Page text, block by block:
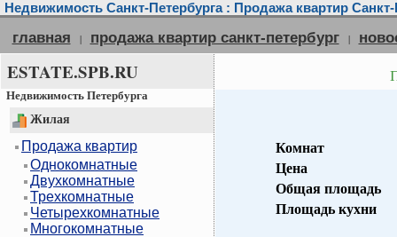
Недвижимость Санкт-Петербурга : Продажа квартир Санкт-
главная | продажа квартир санкт-петербург |
ESTATE.SPB.RU
Недвижимость Петербурга
Жилая
Продажа квартир
Однокомнатные
Двухкомнатные
Трехкомнатные
Четырехкомнатные
Многокомнатные
Комнат
Цена
Общая площадь
Площадь кухни